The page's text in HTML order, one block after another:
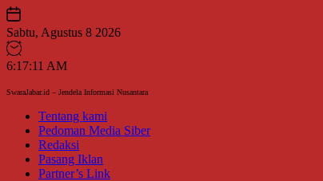
Skip
to
content
Sabtu, Agustus 8 2026
6:17:12 AM
SwaraJabar.id – Jendela Informasi Nusantara
Tentang kami
Pedoman Media Siber
Redaksi
Pasang Iklan
Partner’s Link